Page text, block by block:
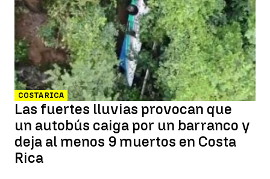
COSTA RICA
Las fuertes lluvias provocan que
un autobús caiga por un barranco y
deja al menos 9 muertos en Costa
Rica